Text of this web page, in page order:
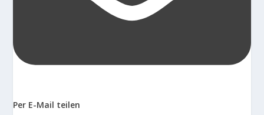
Per E-Mail teilen